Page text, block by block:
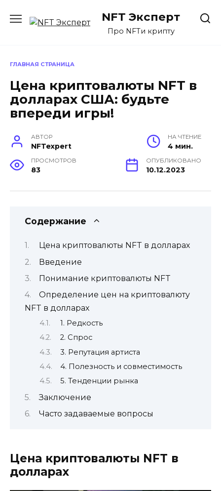
содержанию
NFT Эксперт
Про NFTи крипту
ГЛАВНАЯ СТРАНИЦА
Цена криптовалюты NFT в
долларах США: будьте
впереди игры!
АВТОР
NFTexpert
НА ЧТЕНИЕ
4 мин.
ПРОСМОТРОВ
83
ОПУБЛИКОВАНО
10.12.2023
Содержание
Цена криптовалюты NFT в долларах
Введение
Понимание криптовалюты NFT
Определение цен на криптовалюту
NFT в долларах
1. Редкость
2. Спрос
3. Репутация артиста
4. Полезность и совместимость
5. Тенденции рынка
Заключение
Часто задаваемые вопросы
Цена криптовалюты NFT в
долларах